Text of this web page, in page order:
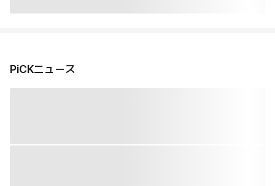
PiCKニュース